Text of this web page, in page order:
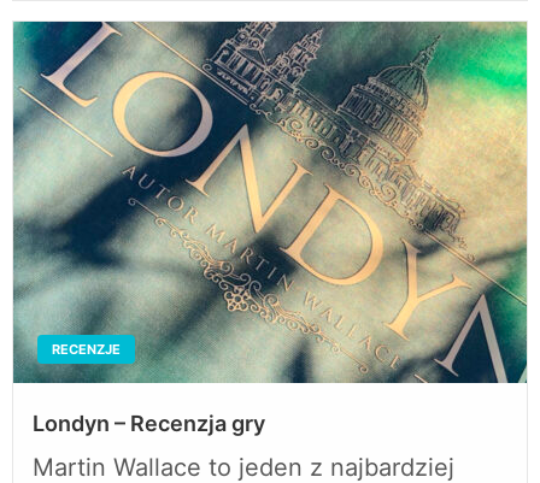
RECENZJE
Londyn – Recenzja gry
Martin Wallace to jeden z najbardziej